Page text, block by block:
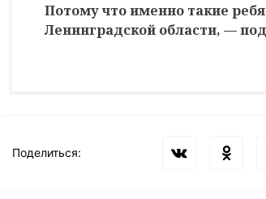
Потому что именно такие
Ленинградской области, —
Поделиться: